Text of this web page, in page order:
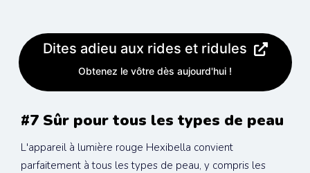
Dites adieu aux rides et ridules
Obtenez le vôtre dès aujourd'hui !
#7 Sûr pour tous les types de peau
L'appareil à lumière rouge Hexibella convient
parfaitement à tous les types de peau, y compris les